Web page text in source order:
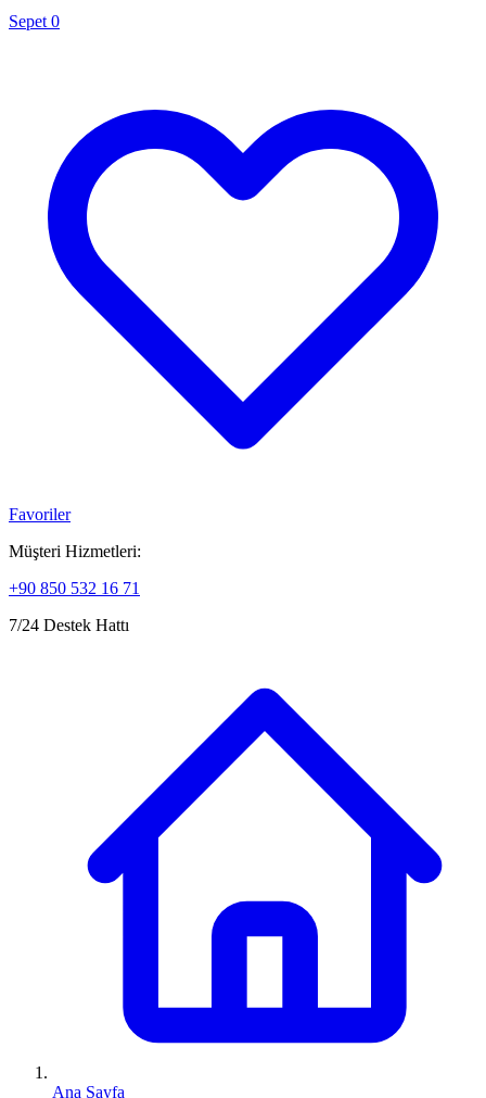
Sepet 0
Favoriler
Müşteri Hizmetleri:
+90 850 532 16 71
7/24 Destek Hattı
Ana Sayfa